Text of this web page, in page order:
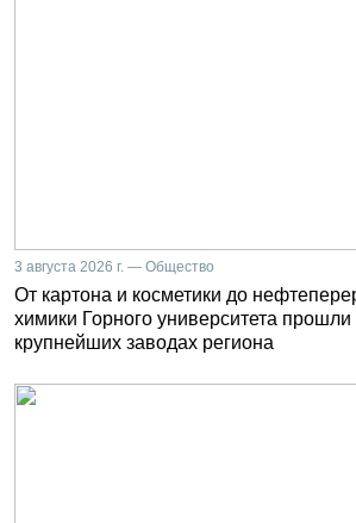
3 августа 2026 г. — Общество
От картона и косметики до
химики Горного университета прошли
крупнейших заводах региона